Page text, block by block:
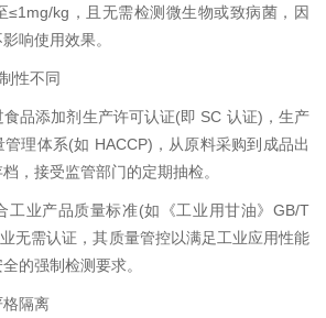
≤1mg/kg，且无需检测微生物或致病菌，因
响使用效果。
性不同
添加剂生产许可认证(即 SC 认证)，生产
理体系(如 HACCP)，从原料采购到成品出
，接受监管部门的定期抽检。
业产品质量标准(如《工业用甘油》GB/T
无需认证，其质量管控以满足工业应用性能
的强制检测要求。
隔离